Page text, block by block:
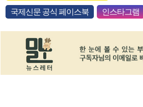
국제신문 공식 페이스북 인스타그램